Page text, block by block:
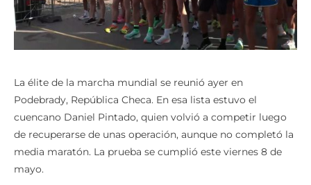
La élite de la marcha mundial se reunió ayer en
Podebrady, República Checa. En esa lista estuvo el
cuencano Daniel Pintado, quien volvió a competir luego
de recuperarse de unas operación, aunque no completó la
media maratón. La prueba se cumplió este viernes 8 de
mayo.